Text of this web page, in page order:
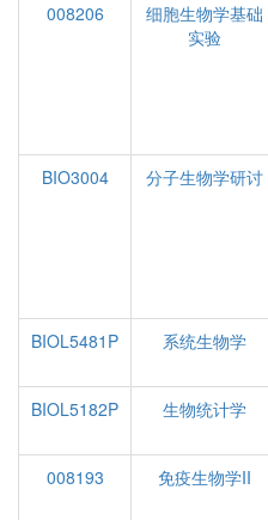
008206
细胞生物学基础
实验
BIO3004
分子生物学研讨
BIOL5481P
系统生物学
BIOL5182P
生物统计学
008193
免疫生物学II